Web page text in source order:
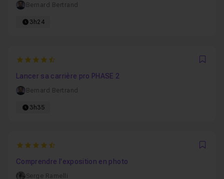
Bernard Bertrand
3h24
4.8275862068966
Lancer sa carrière pro PHASE 2
Bernard Bertrand
3h35
4.9285714285714
Comprendre l'exposition en photo
Serge Ramelli